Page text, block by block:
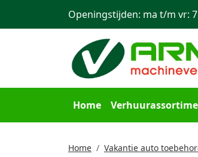
Home
Openingstijden: ma t/m vr:
Home Vakantie auto